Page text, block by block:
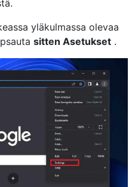
yläkulmassa olevaa
sitten Asetukset .